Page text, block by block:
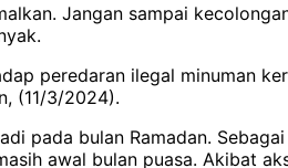
Jangan sampai
peredaran ilegal minuman
(11/3/2024).
pada bulan Ramadan.
awal bulan puasa. Akibat